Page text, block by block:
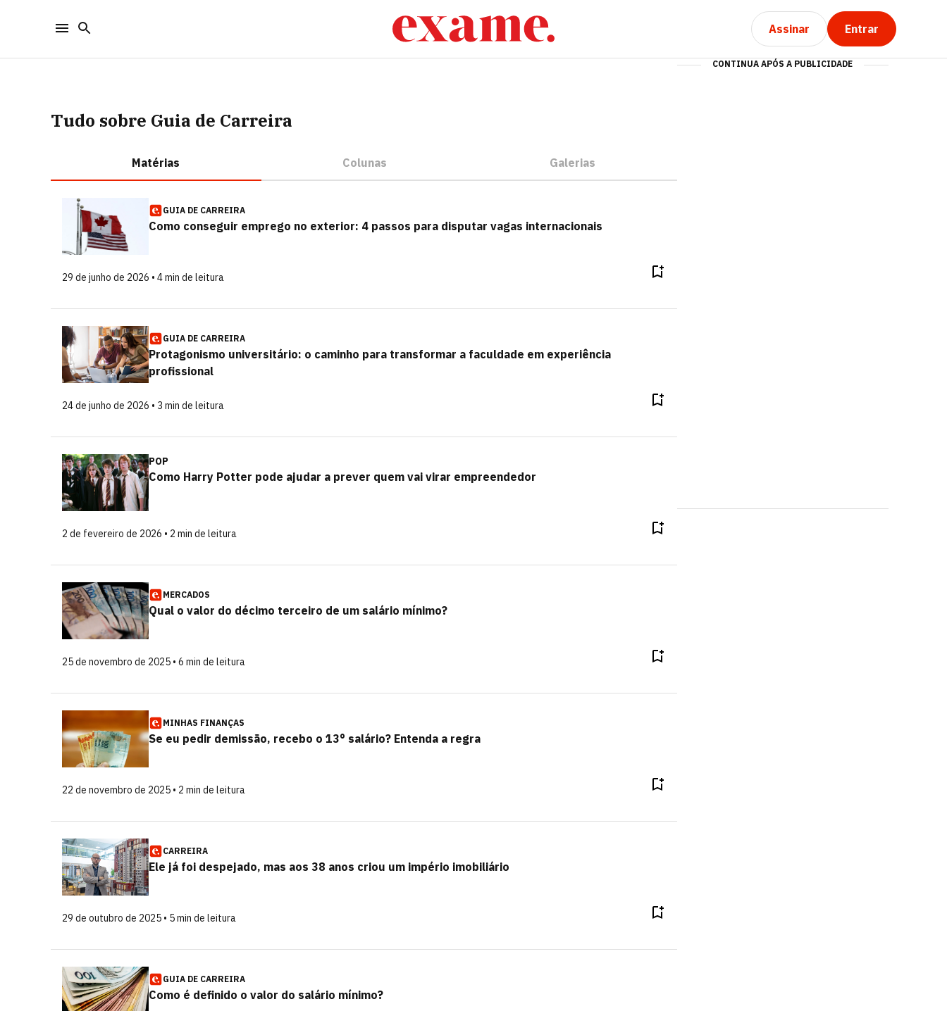
Assinar Entrar
Tudo sobre Guia de Carreira
Matérias Colunas Galerias
GUIA DE CARREIRA
Como conseguir emprego no exterior: 4 passos para disputar vagas internacionais
29 de junho de 2026 • 4 min de leitura
GUIA DE CARREIRA
Protagonismo universitário: o caminho para transformar a faculdade em experiência
profissional
24 de junho de 2026 • 3 min de leitura
POP
Como Harry Potter pode ajudar a prever quem vai virar empreendedor
2 de fevereiro de 2026 • 2 min de leitura
MERCADOS
Qual o valor do décimo terceiro de um salário mínimo?
25 de novembro de 2025 • 6 min de leitura
MINHAS FINANÇAS
Se eu pedir demissão, recebo o 13° salário? Entenda a regra
22 de novembro de 2025 • 2 min de leitura
CARREIRA
Ele já foi despejado, mas aos 38 anos criou um império imobiliário
29 de outubro de 2025 • 5 min de leitura
GUIA DE CARREIRA
Como é definido o valor do salário mínimo?
CONTINUA APÓS A PUBLICIDADE